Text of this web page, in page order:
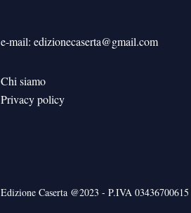
e-mail: edizionecaserta@gmail.com
Chi siamo
Privacy policy
Edizione Caserta @2023 - P.IVA 03436700615